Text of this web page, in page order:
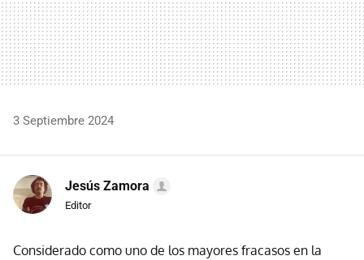
3 Septiembre 2024
Jesús Zamora
Editor
Considerado como uno de los mayores fracasos en la